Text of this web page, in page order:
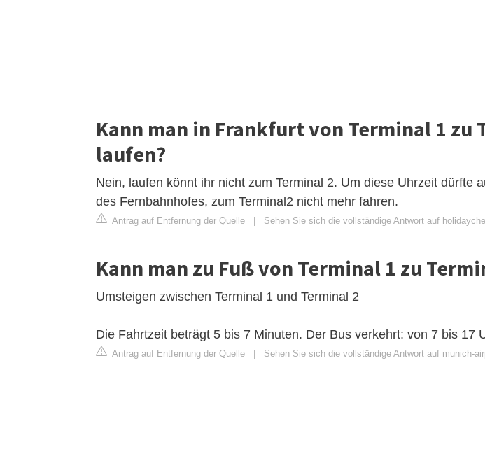
Kann man in Frankfurt von Terminal 1 zu
laufen?
Nein, laufen könnt ihr nicht zum Terminal 2. Um diese Uhrzeit dürfte
des Fernbahnhofes, zum Terminal2 nicht mehr fahren.
Antrag auf Entfernung der Quelle Sehen Sie sich die vollständige Antwort auf
Kann man zu Fuß von Terminal 1 zu
Umsteigen zwischen Terminal 1 und Terminal 2
Die Fahrtzeit beträgt 5 bis 7 Minuten. Der Bus verkehrt: von 7 bis 17
Antrag auf Entfernung der Quelle Sehen Sie sich die vollständige Antwort auf munich-